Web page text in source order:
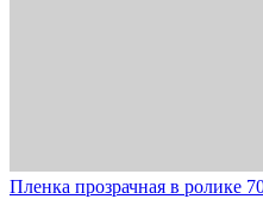
Пленка прозрачная в ролике